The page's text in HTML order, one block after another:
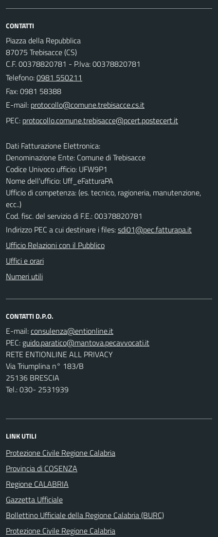
CONTATTI
Piazza della Repubblica
87075 Trebisacce (CS)
C.F. 00378820781 - P.Iva: 00378820781
Telefono:0981 550211
Fax: 0981 58388
E-mail:
PEC:
Dati Fatturazione Elettronica:
Denominazione Ente: Comune di Trebisacce
Codice Univoco ufficio: UFW9P1
Nome dell'ufficio: Uff_eFatturaPA
Ufficio di competenza: (es. tecnico, ragioneria, manutenzione,
ecc..)
Cod. fisc. del servizio di F.E.: 00378820781
Indirizzo PEC a cui destinare i files:sdi01@pec.fatturapa.it
Ufficio Relazioni con il Pubblico
Uffici e orari
Numeri utili
CONTATTI D.P.O.
E-mail:
PEC:
RETE ENTIONLINE ALL PRIVACY
Via Triumplina n° 183/B
25136 BRESCIA
Tel.: 030- 2531939
LINK UTILI
Protezione Civile Regione Calabria
Provincia di COSENZA
Regione CALABRIA
Gazzetta Ufficiale
Bollettino Ufficiale della Regione Calabria (BURC)
Protezione Civile Regione Calabria